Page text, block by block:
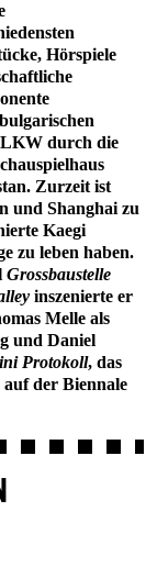
Hörspiele
LKW durch die
Zurzeit ist
und Shanghai zu
Kaegi
zu leben haben.
Grossbaustelle
inszenierte er
Melle als
und Daniel
Protokoll, das
der Biennale